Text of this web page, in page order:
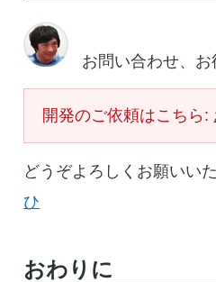
お問い合わせ、お
開発のご依頼はこちら:
どうぞよろしくお願いい
ひ
おわりに